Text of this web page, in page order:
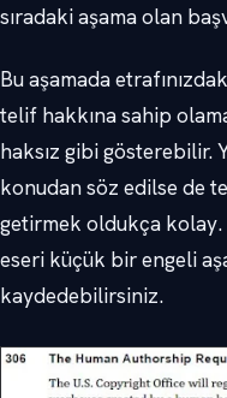
sıradaki aşama olan
Bu aşamada
telif hakkına sahip
haksız gibi gösterebilir.
konudan söz edilse de
getirmek oldukça
eseri küçük bir engeli
kaydedebilirsiniz.